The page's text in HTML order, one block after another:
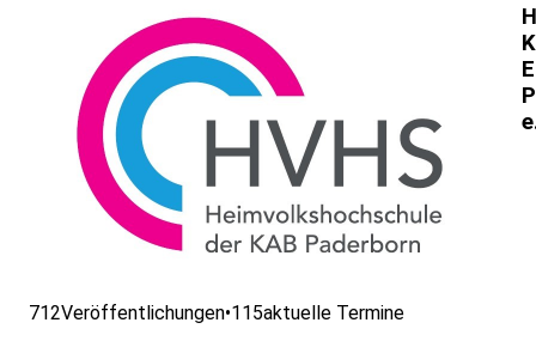
712Veröffentlichungen•115aktuelle Termine